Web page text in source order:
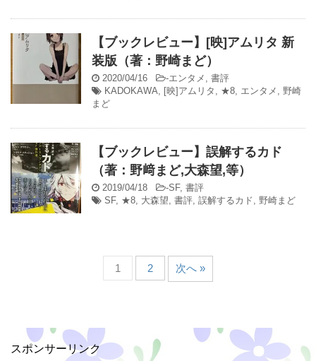
【ブックレビュー】[映]アムリタ 新
装版（著：野崎まど）
2020/04/16 -エンタメ , 書評
KADOKAWA, [映]アムリタ , ★8, エンタメ , 野崎
まど
【ブックレビュー】誤解するカド
（著：野﨑まど,大森望,等）
2019/04/18 -SF, 書評
SF, ★8, 大森望, 書評, 誤解するカド, 野崎まど
1 2 次へ »
スポンサーリンク